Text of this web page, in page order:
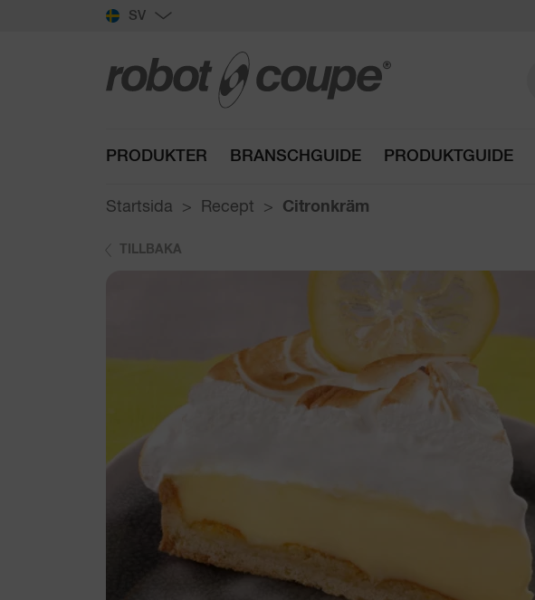
SV
PRODUKTER BRANSCHGUIDE PRODUKTGUIDE
Startsida Recept Citronkräm
TILLBAKA